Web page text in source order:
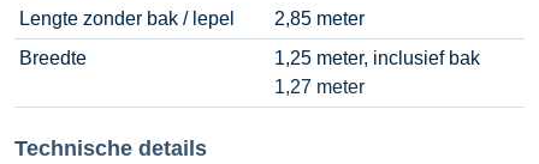
Lengte zonder bak / lepel
2,85 meter
Breedte
1,25 meter, inclusief bak
1,27 meter
Technische details